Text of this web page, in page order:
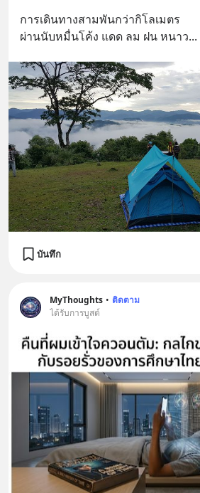
การเดินทางสามพันกว่ากิโลเมตร
ผ่านนับหมื่นโค้ง แดด ลม ฝน หนาว...
บันทึก
MyThoughts • ติดตาม
ได้รับการบูสต์